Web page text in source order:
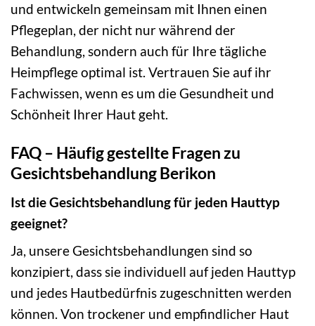
und entwickeln gemeinsam mit Ihnen einen
Pflegeplan, der nicht nur während der
Behandlung, sondern auch für Ihre tägliche
Heimpflege optimal ist. Vertrauen Sie auf ihr
Fachwissen, wenn es um die Gesundheit und
Schönheit Ihrer Haut geht.
FAQ – Häufig gestellte Fragen zu
Gesichtsbehandlung Berikon
Ist die Gesichtsbehandlung für jeden Hauttyp
geeignet?
Ja, unsere Gesichtsbehandlungen sind so
konzipiert, dass sie individuell auf jeden Hauttyp
und jedes Hautbedürfnis zugeschnitten werden
können. Von trockener und empfindlicher Haut